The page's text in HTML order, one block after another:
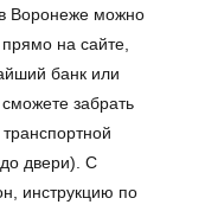
в Воронеже можно
на сайте,
банк или
забрать
двери). С
инструкцию по